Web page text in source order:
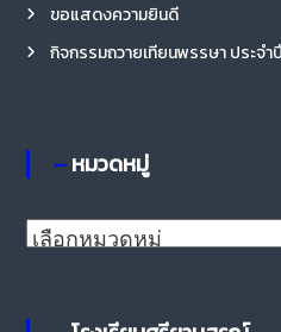
ขอแสดงความยินดี
กิจกรรมถวายเทียนพรรษา ประจำ
– หมวดหมู่